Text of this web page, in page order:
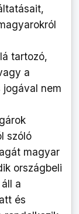
tartozó,
a
nem
szóló
magyar
országbeli
a
és